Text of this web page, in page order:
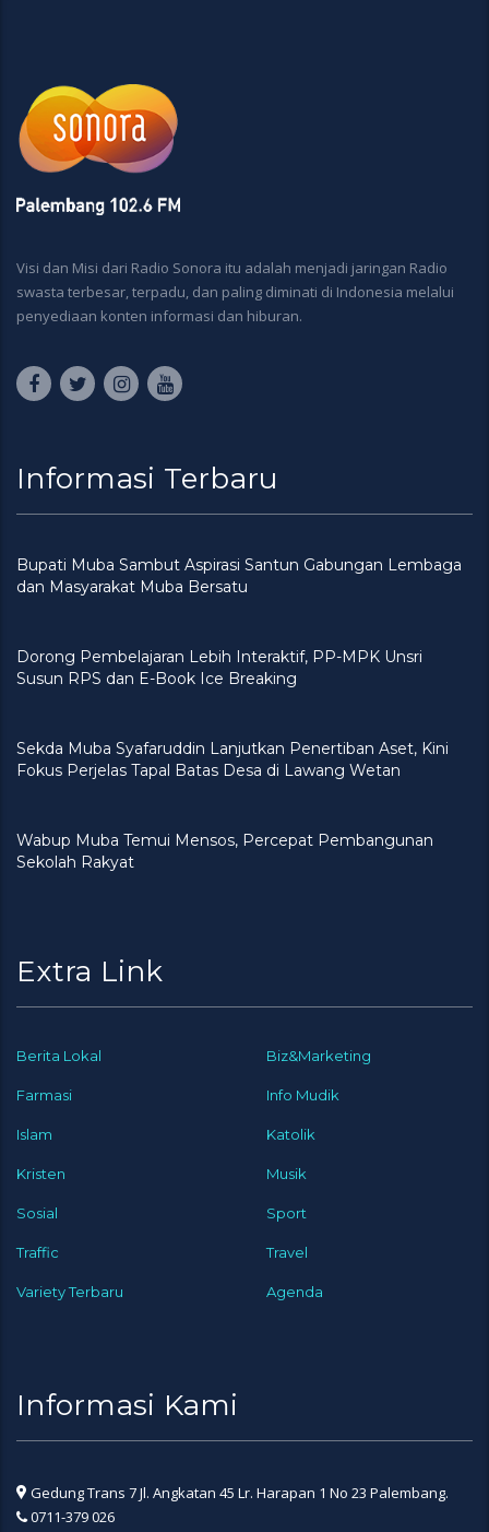
Visi dan Misi dari Radio Sonora itu adalah menjadi jaringan Radio
swasta terbesar, terpadu, dan paling diminati di Indonesia melalui
penyediaan konten informasi dan hiburan.
Informasi Terbaru
Bupati Muba Sambut Aspirasi Santun Gabungan Lembaga
dan Masyarakat Muba Bersatu
Dorong Pembelajaran Lebih Interaktif, PP-MPK Unsri
Susun RPS dan E-Book Ice Breaking
Sekda Muba Syafaruddin Lanjutkan Penertiban Aset, Kini
Fokus Perjelas Tapal Batas Desa di Lawang Wetan
Wabup Muba Temui Mensos, Percepat Pembangunan
Sekolah Rakyat
Extra Link
Berita Lokal Biz&Marketing
Farmasi Info Mudik
Islam Katolik
Kristen Musik
Sosial Sport
Traffic Travel
Variety Terbaru Agenda
Informasi Kami
Gedung Trans 7 Jl. Angkatan 45 Lr. Harapan 1 No 23 Palembang.
0711-379 026